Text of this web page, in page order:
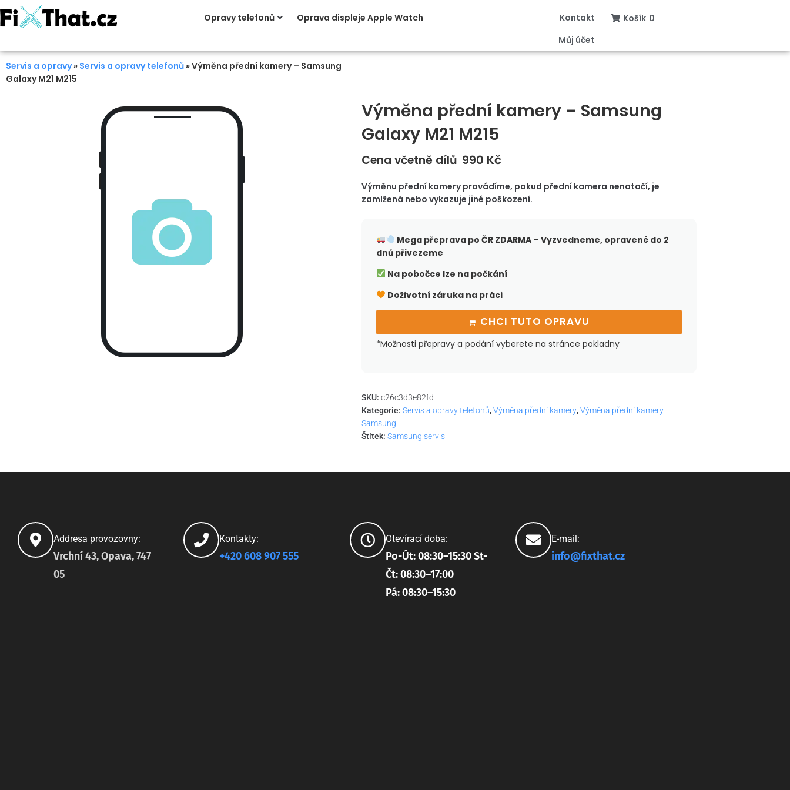
Opravy telefonů Oprava displeje Apple Watch
Kontakt
Můj účet
Košík 0
Servis a opravy» Servis a opravy telefonů »Výměna přední kamery – Samsung
Galaxy M21 M215
Výměna přední kamery – Samsung
Galaxy M21 M215
Cena včetně dílů 990 Kč
Výměnu přední kamery provádíme, pokud přední kamera nenatačí, je
zamlžená nebo vykazuje jiné poškození.
Mega přeprava po ČRZDARMA – Vyzvedneme, opravené do 2
dnů přivezeme
Na pobočce lze na počkání
Doživotní záruka na práci
CHCI TUTO OPRAVU
*Možnosti přepravy a podání vyberete na stránce pokladny
SKU: c26c3d3e82fd
Kategorie: Servis a opravy telefonů,Výměna přední kamery,Výměna přední kamery
Samsung
Štítek: Samsung servis
Addresa provozovny:
Vrchní 43, Opava, 747
05
Kontakty:
+420 608 907 555
Otevírací doba:
Po-Út: 08:30–15:30 St-
Čt: 08:30–17:00
Pá: 08:30–15:30
E-mail:
info@fixthat.cz